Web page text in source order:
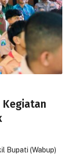
Kegiatan
Bupati (Wabup)